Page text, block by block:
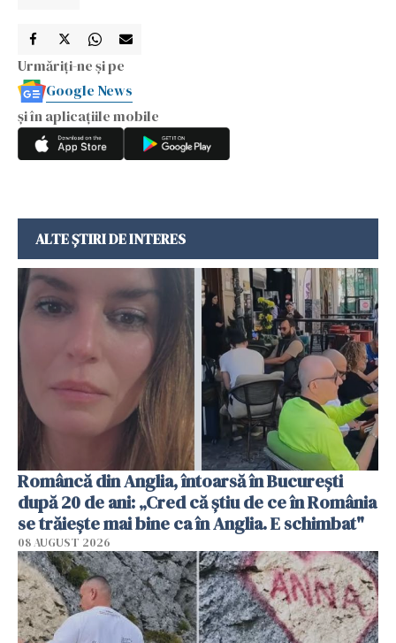
Urmăriți-ne și pe
Google News
și în aplicațiile mobile
ALTE ȘTIRI DE INTERES
Româncă din Anglia, întoarsă în București
după 20 de ani: „Cred că știu de ce în România
se trăiește mai bine ca în Anglia. E schimbat"
08 AUGUST 2026